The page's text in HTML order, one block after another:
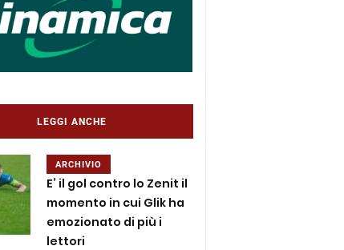
LEGGI ANCHE
ARCHIVIO
E’ il gol contro lo Zenit il
momento in cui Glik ha
emozionato di più i
lettori